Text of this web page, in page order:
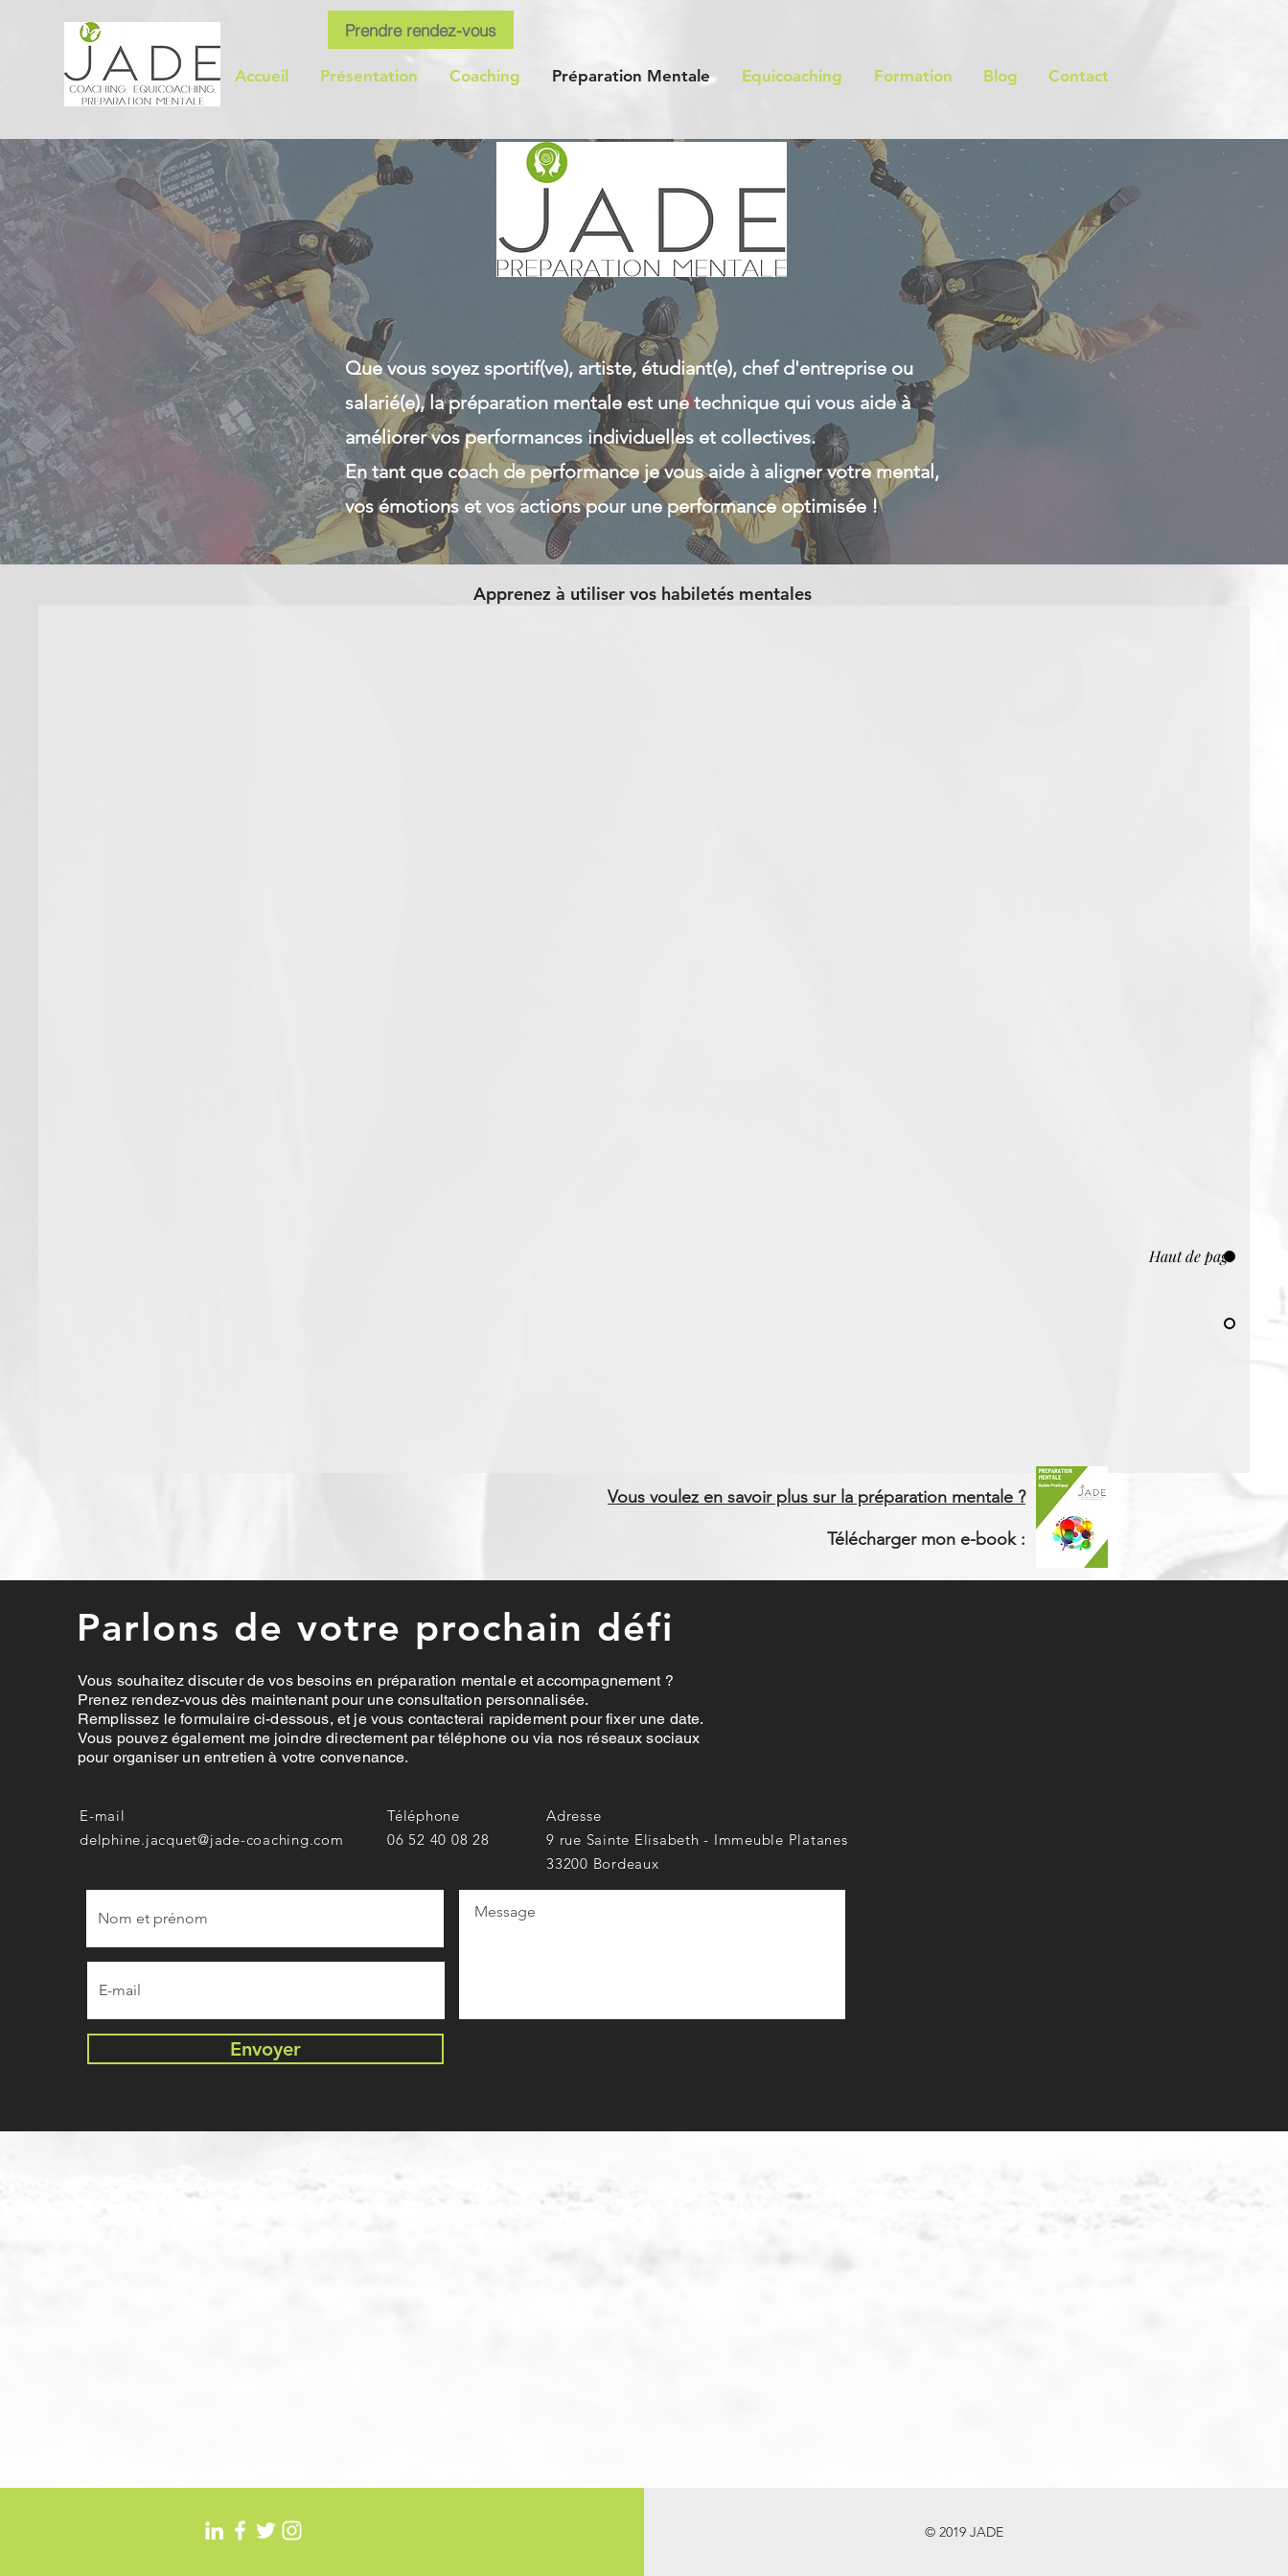
Accueil Présentation Coaching Préparation Mentale Equicoaching Formation Blog Contact
Prendre rendez-vous
Haut de page
Que vous soyez sportif(ve), artiste, étudiant(e), chef d'entreprise ou
salarié(e), la préparation mentale est une technique qui vous aide à
améliorer vos performances individuelles et collectives.
En tant que coach de performance je vous aide à aligner votre mental,
vos émotions et vos actions pour une performance optimisée !
Apprenez à utiliser vos habiletés mentales
Vous voulez en savoir plus sur la préparation mentale ?
Télécharger mon e-book :
Parlons de votre prochain défi
Vous souhaitez discuter de vos besoins en préparation mentale et accompagnement ?
Prenez rendez-vous dès maintenant pour une consultation personnalisée.
Remplissez le formulaire ci-dessous, et je vous contacterai rapidement pour fixer une date.
Vous pouvez également me joindre directement par téléphone ou via nos réseaux sociaux
pour organiser un entretien à votre convenance.
Téléphone
06 52 40 08 28
E-mail
delphine.jacquet@jade-coaching.com
Adresse
9 rue Sainte Elisabeth - Immeuble Platanes
33200 Bordeaux
Envoyer
© 2019 JADE